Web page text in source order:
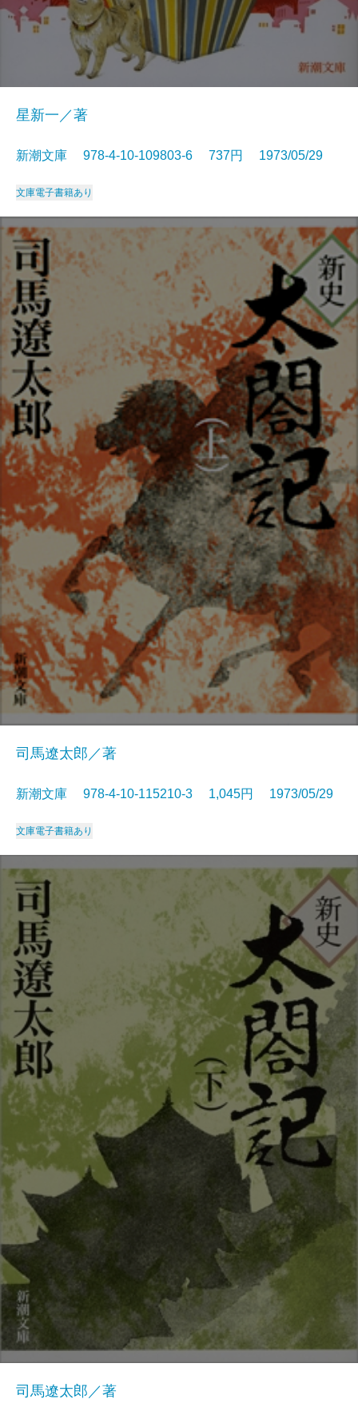
星新一／著
新潮文庫 978-4-10-109803-6 737円 1973/05/29
文庫電子書籍あり
司馬遼太郎／著
新潮文庫 978-4-10-115210-3 1,045円 1973/05/29
文庫電子書籍あり
司馬遼太郎／著